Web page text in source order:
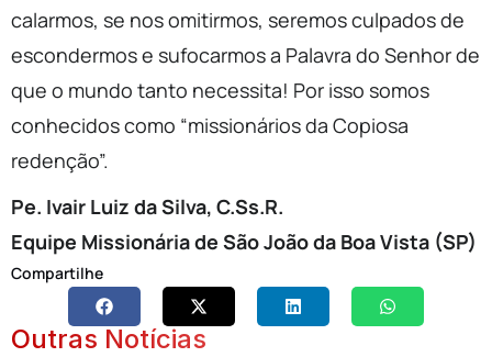
calarmos, se nos omitirmos, seremos culpados de
escondermos e sufocarmos a Palavra do Senhor de
que o mundo tanto necessita! Por isso somos
conhecidos como “missionários da Copiosa
redenção”.
Pe. Ivair Luiz da Silva, C.Ss.R.
Equipe Missionária de São João da Boa Vista (SP)
Compartilhe
Outras Notícias